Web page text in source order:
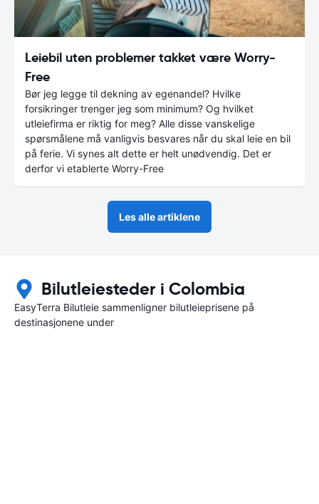
Leiebil uten problemer takket være Worry-
Free
Bør jeg legge til dekning av egenandel? Hvilke
forsikringer trenger jeg som minimum? Og hvilket
utleiefirma er riktig for meg? Alle disse vanskelige
spørsmålene må vanligvis besvares når du skal leie en bil
på ferie. Vi synes alt dette er helt unødvendig. Det er
derfor vi etablerte Worry-Free
Les alle artiklene
Bilutleiesteder i Colombia
EasyTerra Bilutleie sammenligner bilutleieprisene på
destinasjonene under